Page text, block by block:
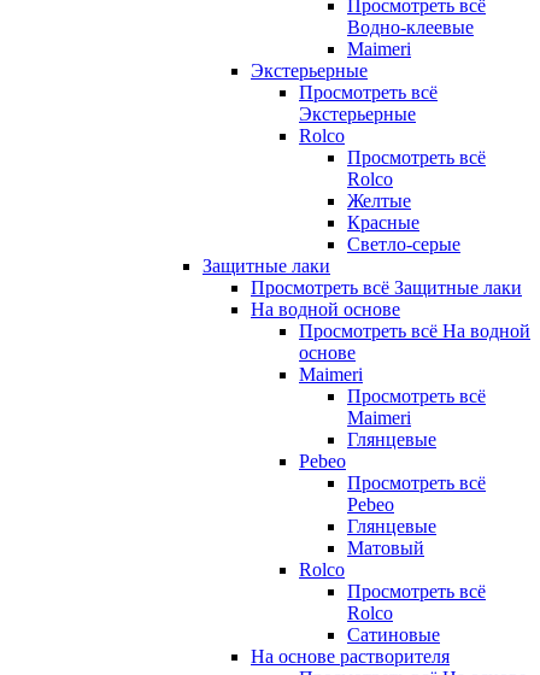
Просмотреть всё
Водно-клеевые
Maimeri
Экстерьерные
Просмотреть всё
Экстерьерные
Rolco
Просмотреть всё
Rolco
Желтые
Красные
Светло-серые
Защитные лаки
Просмотреть всё Защитные лаки
На водной основе
Просмотреть всё На водной
основе
Maimeri
Просмотреть всё
Maimeri
Глянцевые
Pebeo
Просмотреть всё
Pebeo
Глянцевые
Матовый
Rolco
Просмотреть всё
Rolco
Сатиновые
На основе растворителя